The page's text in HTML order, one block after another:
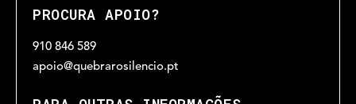
PROCURA APOIO?
910 846 589
apoio@quebrarosilencio.pt